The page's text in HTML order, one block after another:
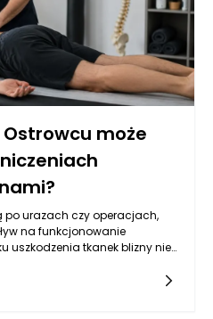
może
po urazach czy operacjach,
na funkcjonowanie
uszkodzenia tkanek blizny nie
i stawowe, co w rezultacie może